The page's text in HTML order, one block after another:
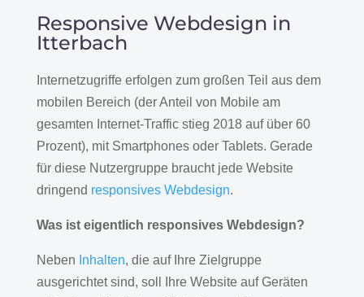
Responsive Webdesign in
Itterbach
Internetzugriffe erfolgen zum großen Teil aus dem
mobilen Bereich (der Anteil von Mobile am
gesamten Internet-Traffic stieg 2018 auf über 60
Prozent), mit Smartphones oder Tablets. Gerade
für diese Nutzergruppe braucht jede Website
dringend responsives Webdesign.
Was ist eigentlich responsives Webdesign?
Neben Inhalten, die auf Ihre Zielgruppe
ausgerichtet sind, soll Ihre Website auf Geräten